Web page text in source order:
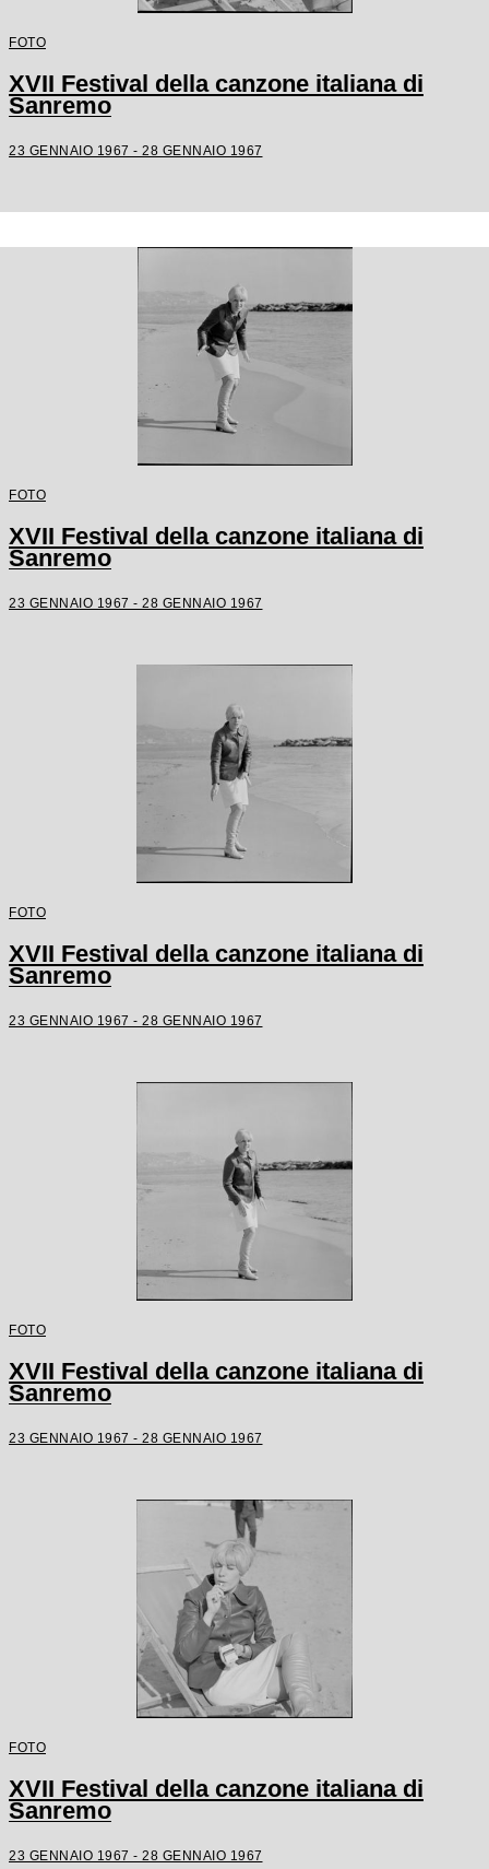
FOTO
XVII Festival della canzone italiana di
Sanremo
23 GENNAIO 1967 - 28 GENNAIO 1967
FOTO
XVII Festival della canzone italiana di
Sanremo
23 GENNAIO 1967 - 28 GENNAIO 1967
FOTO
XVII Festival della canzone italiana di
Sanremo
23 GENNAIO 1967 - 28 GENNAIO 1967
FOTO
XVII Festival della canzone italiana di
Sanremo
23 GENNAIO 1967 - 28 GENNAIO 1967
FOTO
XVII Festival della canzone italiana di
Sanremo
23 GENNAIO 1967 - 28 GENNAIO 1967